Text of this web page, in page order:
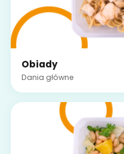
Obiady
Dania główne